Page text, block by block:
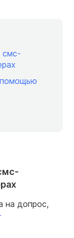
смс-
помощью
на допрос,